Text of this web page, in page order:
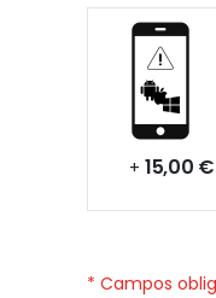
+ 15,00 €
* Campos